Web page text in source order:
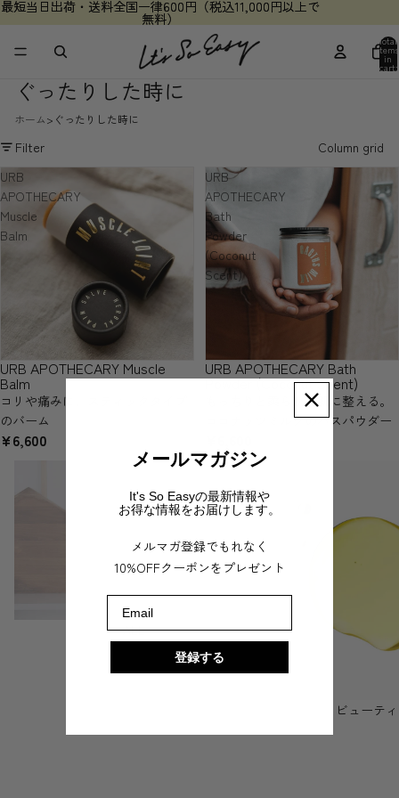
最短当日出荷・送料全国一律600円（税込11,000円以上で
無料）
最短当日出荷・送料全国一律600円（税込11,000円以上で
無料）
Total
items
in
cart:
0
ぐったりした時に
ホーム ぐったりした時に
Filter
Column grid
URB
APOTHECARY
Muscle
Balm
URB APOTHECARY Muscle
Balm
コリや痛みに、スティックタイプ
のバーム
¥6,600
URB
APOTHECARY
Bath
Powder
(Coconut
Scent)
URB APOTHECARY Bath
Powder (Coconut Scent)
もっちりと柔らかな肌に整える。
ココナッツミルクのバスパウダー
ALL
ビューティー
ビューテ
メールマガジン
It's So Easyの最新情報や
お得な情報をお届けします。
メルマガ登録でもれなく
10%OFFクーポンをプレゼント
Email
登録する